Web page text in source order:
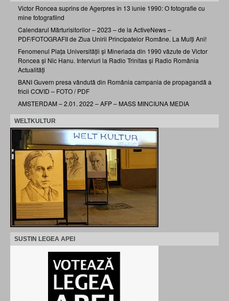
Victor Roncea suprins de Agerpres în 13 iunie 1990: O fotografie cu
mine fotografiind
Calendarul Mărturisitorilor – 2023 – de la ActiveNews –
PDF/FOTOGRAFII de Ziua Unirii Principatelor Române. La Mulți Ani!
Fenomenul Piața Universității și Mineriada din 1990 văzute de Victor
Roncea și Nic Hanu. Interviuri la Radio Trinitas și Radio România
Actualități
BANI Guvern presa vândută din România campania de propagandă a
fricii COVID – FOTO / PDF
AMSTERDAM – 2.01. 2022 – AFP – MASS MINCIUNA MEDIA
WELTKULTUR
SUSTIN LEGEA APEI